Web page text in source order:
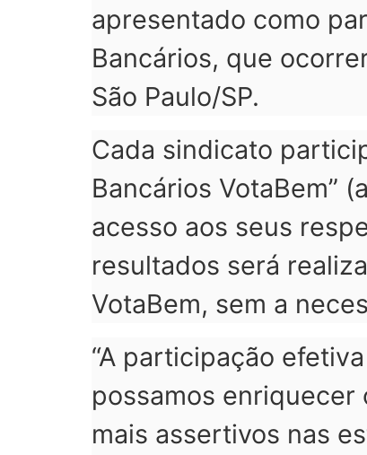
apresentado como
Bancários, que
São Paulo/SP.
Cada sindicato
Bancários VotaBem”
acesso aos seus
resultados será
VotaBem, sem a
“A participação
possamos enriquecer
mais assertivos nas